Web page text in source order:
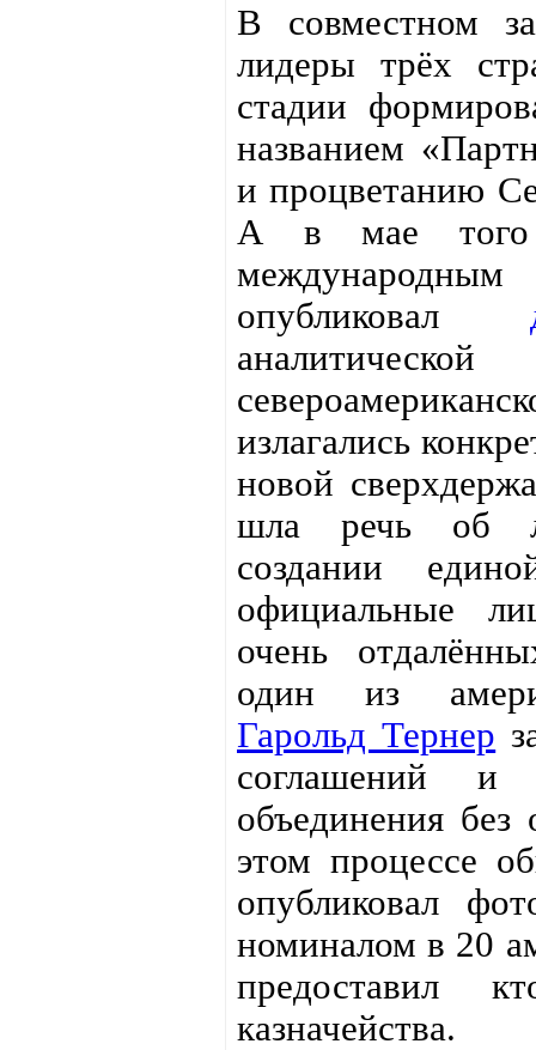
В совместном
лидеры трёх
стадии
названием
и процветанию
А в мае
опубликовал
излагались
новой
шла речь об
создании
официальные
очень
один из
Гарольд Тернер
соглашений и
объединения
этом процессе
опубликовал
номиналом в 20
предоставил
казначейства.